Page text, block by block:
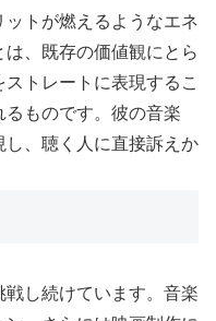
トが燃えるようなエネ
、既存の価値観にとら
トレートに表現するこ
ものです。彼の音楽
、聴く人に直接訴えか
し続けています。音楽